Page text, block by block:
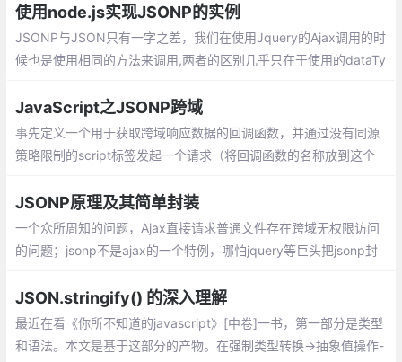
呢？这是因为同源策略。
使用node.js实现JSONP的实例
JSONP与JSON只有一字之差，我们在使用Jquery的Ajax调用的时
候也是使用相同的方法来调用,两者的区别几乎只在于使用的dataTy
东西，JSON是一个数据格式
JavaScript之JSONP跨域
事先定义一个用于获取跨域响应数据的回调函数，并通过没有同源
策略限制的script标签发起一个请求（将回调函数的名称放到这个
将需要响应的数据放到回调函数的参数里
JSONP原理及其简单封装
一个众所周知的问题，Ajax直接请求普通文件存在跨域无权限访问
的问题；jsonp不是ajax的一个特例，哪怕jquery等巨头把jsonp封
JSON.stringify() 的深入理解
最近在看《你所不知道的javascript》[中卷]一书，第一部分是类型
和语法。本文是基于这部分的产物。在强制类型转换->抽象值操作-